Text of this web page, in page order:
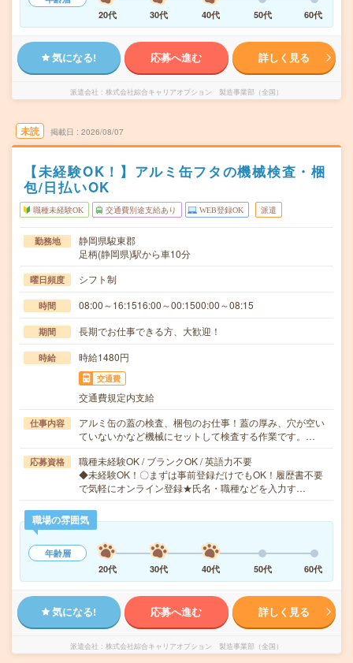
20代
30代 40代 50代 60代
気になる! 応募へ進む 詳しく見る
派遣会社 株式会社綜合キャリアオプション 製造事業部（全国）
未読 掲載日 2026/08/07
【未経験OK！】アルミ缶フタの機械検査・梱
包/日払いOK
職種未経験OK 交通費別途支給あり WEB登録OK 派遣
勤務地
静岡県駿東郡
足柄(静岡県)駅から車10分
曜日頻度 シフト制
時間 08:00～16:1516:00～00:1500:00～08:15
期間 長期でお仕事できる方、大歓迎！
時給 時給1480円
交通費
交通費規定内支給
仕事内容
アルミ缶の蓋の検査、梱包のお仕事！蓋の厚み、穴が空い
ていないかなど機械にセットして検査する作業です。…
応募資格
職種未経験OK / ブランクOK / 英語力不要
◆未経験OK！〇まずは事前登録だけでもOK！履歴書不要
で気軽にオンライン登録★氏名・職種などを入力す…
職場の雰囲気
年齢層
20代
30代 40代 50代 60代
気になる! 応募へ進む 詳しく見る
派遣会社 株式会社綜合キャリアオプション 製造事業部（全国）